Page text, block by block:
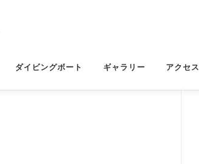
ダイビングボート ギャラリー アクセス